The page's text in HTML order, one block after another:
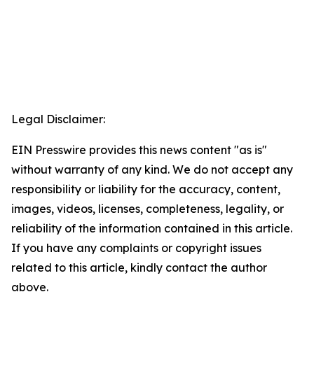
Legal Disclaimer:
EIN Presswire provides this news content "as is"
without warranty of any kind. We do not accept any
responsibility or liability for the accuracy, content,
images, videos, licenses, completeness, legality, or
reliability of the information contained in this article.
If you have any complaints or copyright issues
related to this article, kindly contact the author
above.